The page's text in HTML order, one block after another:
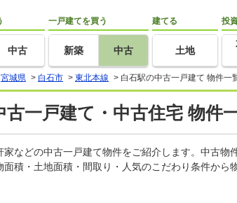
中古
一戸建てを買う
新築 中古
建てる
土地
投
宮城県 > 白石市 > 東北本線 > 白石駅の中古一戸建て 物件一
古一戸建て・中古住宅 物件
などの中古一戸建て物件をご紹介します。中古
積・土地面積・間取り・人気のこだわり条件か